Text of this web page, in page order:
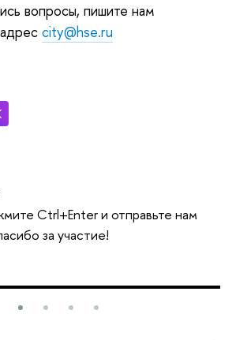
вопросы, пишите нам
city@hse.ru
Ctrl+Enter и отправьте нам
за участие!